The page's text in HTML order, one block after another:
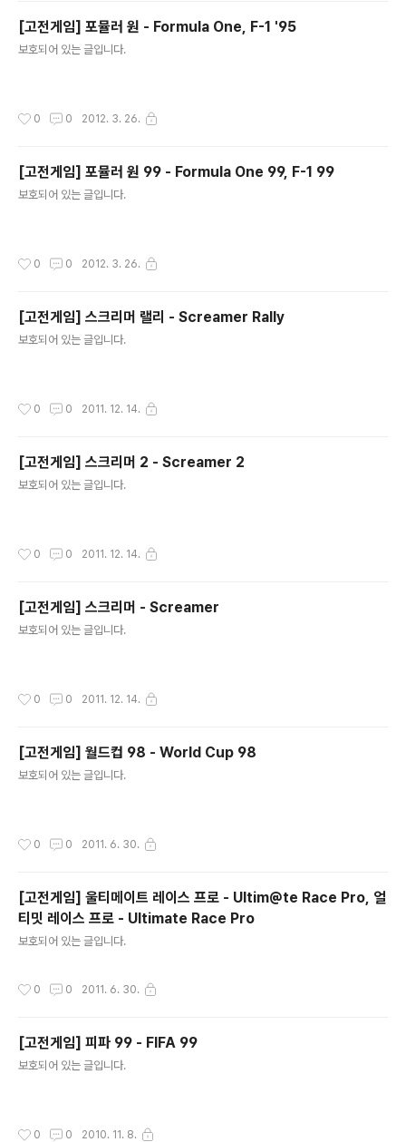
[고전게임] 포뮬러 원 - Formula One, F-1 '95
보호되어 있는 글입니다.
0 0 2012. 3. 26.
[고전게임] 포뮬러 원 99 - Formula One 99, F-1 99
보호되어 있는 글입니다.
0 0 2012. 3. 26.
[고전게임] 스크리머 랠리 - Screamer Rally
보호되어 있는 글입니다.
0 0 2011. 12. 14.
[고전게임] 스크리머 2 - Screamer 2
보호되어 있는 글입니다.
0 0 2011. 12. 14.
[고전게임] 스크리머 - Screamer
보호되어 있는 글입니다.
0 0 2011. 12. 14.
[고전게임] 월드컵 98 - World Cup 98
보호되어 있는 글입니다.
0 0 2011. 6. 30.
[고전게임] 울티메이트 레이스 프로 - Ultim@te Race Pro, 얼
티밋 레이스 프로 - Ultimate Race Pro
보호되어 있는 글입니다.
0 0 2011. 6. 30.
[고전게임] 피파 99 - FIFA 99
보호되어 있는 글입니다.
0 0 2010. 11. 8.